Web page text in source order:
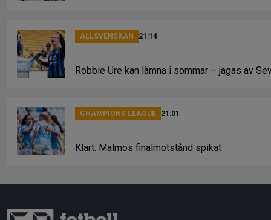
ALLSVENSKAN 21:14
Robbie Ure kan lämna i sommar – jagas av
CHAMPIONS LEAGUE 21:01
Klart: Malmös finalmotstånd spikat